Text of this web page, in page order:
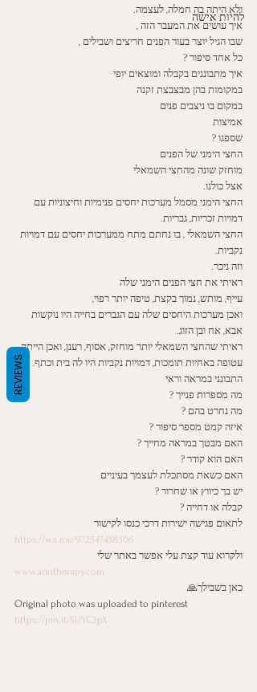
להיות אישה
ולא היתה בה חמלה, לעצמה.
איך עושים את המעבר הזה ,
שבו הגיל יוצר בעור הפנים חריצים ושבילים ,
כל אחד סיפור ?
איך מתבוננים בקבלה ומוצאים יופי
במקומות בהן מבצבצת זקנה
במקום בו ניצבים פנים
אמיצות
שספגו ?
החצי הימני של הפנים
מוחזק שונה מהחצי השמאלי
אצל כולנו.
החצי הימני מסמל מערכות יחסים פנימיות וחיצוניות עם
דמויות זכריות, גבריות.
החצי השמאלי , בו נחתם מתח ממערכות יחסים עם דמויות
נקביות.
וזה ניכר.
ראיתי את חצי הפנים הימני שלה
עייף, מותש, נמוך בקצת, טיפה יותר רפוי,
ואכן מערכות היחסים שלה עם הגברים בחייה היו נוקשות
אבא, אח ובן הזוג.
ראיתי שהחצי השמאלי יותר מוחזק, אסוף, רענן, ואכן הייתה
עטופה באחיות תומכות, דמויות נקביות היו לה בית וכתף.
התבונני במראה וראי
מה מספרות פנייך ?
מה נחרט בהם ?
איזה קמט מספר סיפור ?
האם מבטך במראה מחייך ?
האם הוא קודר ?
האם כשאת מסתכלת לעצמך בעיניים
יש בך כיווץ או שחרור ?
קבלה או דחייה ?
לתאום פגישה ישירות דרכי כנסו לקישור
https://wa.me/972547438306
ולקרוא עוד קצת עלי אפשר באתר שלי
www.arintherapy.com
כאן בשבילך🙏
Original photo was uploaded to pinterest
https://pin.it/5UYC3pX
REVIEWS